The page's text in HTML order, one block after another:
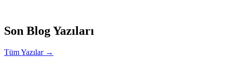
Son Blog Yazıları
Tüm Yazılar →